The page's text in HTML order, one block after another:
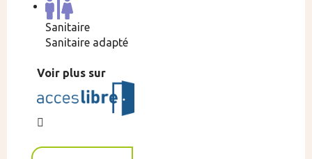
Sanitaire
Sanitaire adapté
Voir plus sur